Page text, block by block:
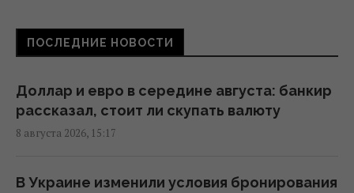
боевой вертолет: что известно
12:17 суббота, 08 августа 2026
нероссийские танкеры с нефтью в Черном
ПОСЛЕДНИЕ НОВОСТИ
Доллар и евро в середине августа: банкир
рассказал, стоит ли скупать валюту
8 августа 2026, 15:17
В Украине изменили условия бронирования